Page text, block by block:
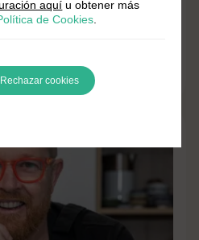
aquí u obtener más
de Cookies
Rechazar cookies